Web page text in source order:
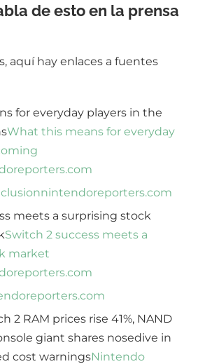
de esto en la prensa
aquí hay enlaces a fuentes
for everyday players in the
What this means for everyday
nintendoreporters.com
meets a surprising stock
Switch 2 success meets a
market
2 RAM prices rise 41%, NAND
giant shares nosedive in
cost warningsNintendo